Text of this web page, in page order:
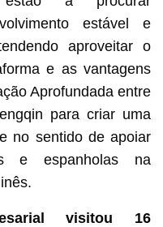
estável e
aproveitar o
e as vantagens
Aprofundada entre
para criar uma
no sentido de apoiar
e espanholas na
visitou 16